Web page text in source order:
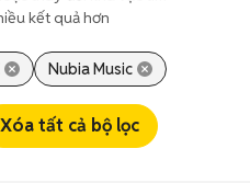
kết quả hơn
Nubia Music
Xóa tất cả bộ lọc